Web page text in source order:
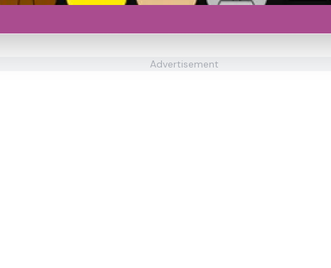
Advertisement